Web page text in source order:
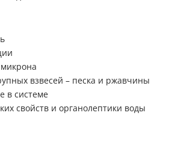
взвесей – песка и ржавчины
в системе
свойств и органолептики воды